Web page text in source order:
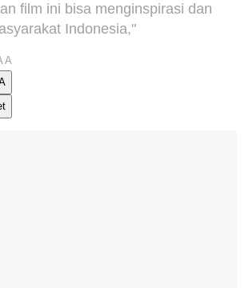
film ini bisa menginspirasi dan
Indonesia,"
A